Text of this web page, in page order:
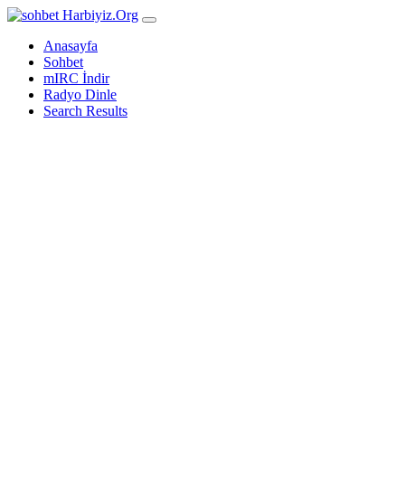
Harbiyiz.Org
Anasayfa
Sohbet
mIRC İndir
Radyo Dinle
Search Results